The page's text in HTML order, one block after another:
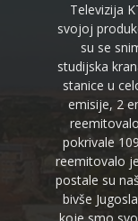
Televizija
svojoj
su se
studijska
stanice u
emisije, 2
pokrivale
reemitovalo
postale su
bivše